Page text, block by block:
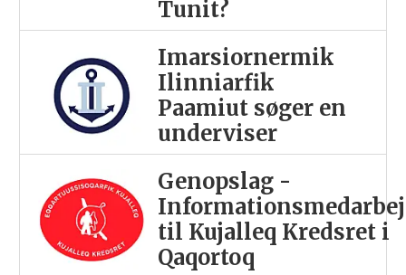
Tunit?
Imarsiornermik
Ilinniarfik
Paamiut søger en
underviser
Genopslag -
til Kujalleq Kredsret i
Qaqortoq